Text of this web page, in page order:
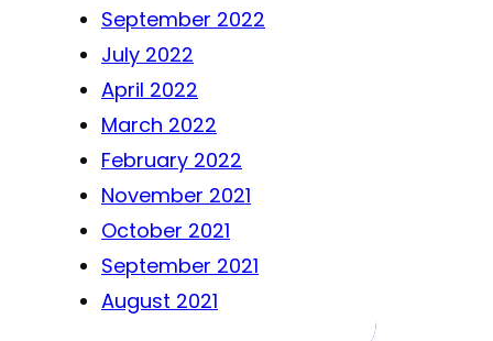
September 2022
July 2022
April 2022
March 2022
February 2022
November 2021
October 2021
September 2021
August 2021